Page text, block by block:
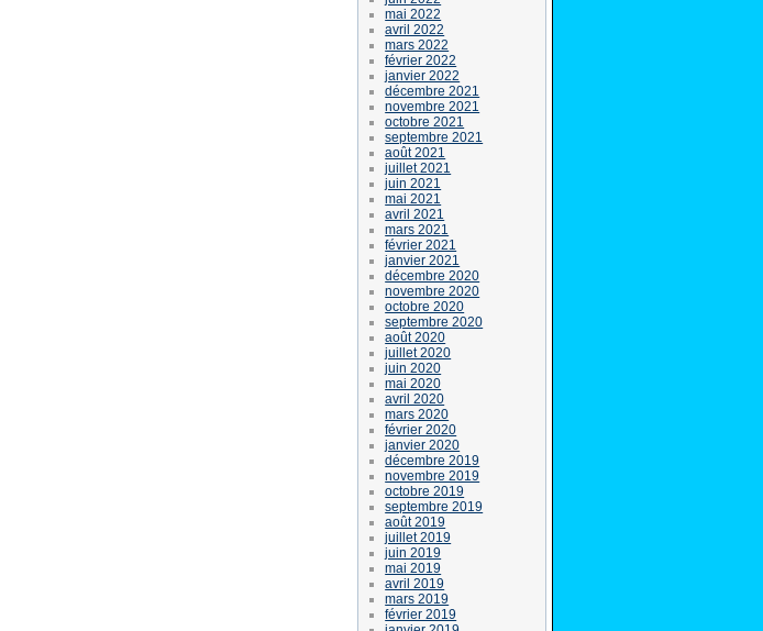
mai 2022
avril 2022
mars 2022
février 2022
janvier 2022
décembre 2021
novembre 2021
octobre 2021
septembre 2021
août 2021
juillet 2021
juin 2021
mai 2021
avril 2021
mars 2021
février 2021
janvier 2021
décembre 2020
novembre 2020
octobre 2020
septembre 2020
août 2020
juillet 2020
juin 2020
mai 2020
avril 2020
mars 2020
février 2020
janvier 2020
décembre 2019
novembre 2019
octobre 2019
septembre 2019
août 2019
juillet 2019
juin 2019
mai 2019
avril 2019
mars 2019
février 2019